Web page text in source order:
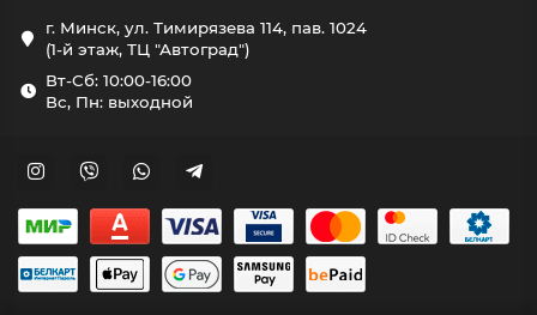
г. Минск, ул. Тимирязева 114, пав. 1024
(1-й этаж, ТЦ "Автоград")
Вт-Сб: 10:00-16:00
Вс, Пн: выходной